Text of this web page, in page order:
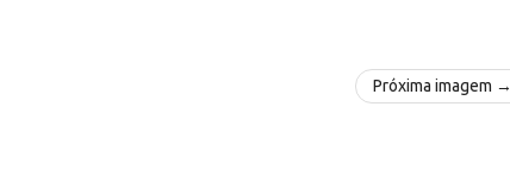
Próxima imagem →